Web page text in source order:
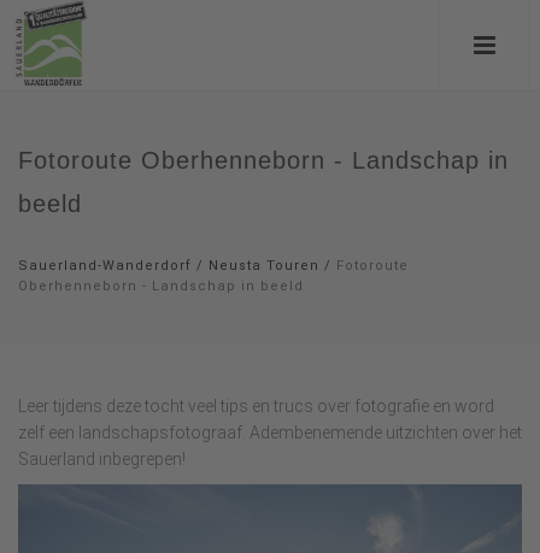
Fotoroute Oberhenneborn - Landschap in
beeld
Sauerland-Wanderdorf / Neusta Touren / Fotoroute
Oberhenneborn - Landschap in beeld
Leer tijdens deze tocht veel tips en trucs over fotografie en word
zelf een landschapsfotograaf. Adembenemende uitzichten over het
Sauerland inbegrepen!